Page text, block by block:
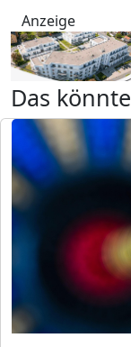
Anzeige
Das